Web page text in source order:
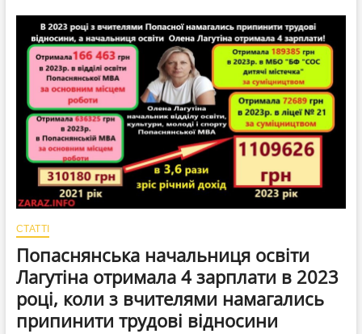
фінансів
Попаснянської
МВА
разом
з
чималою
пенсією
отримувала
майже
400%
премій
надбавок
війни
СТАТТІ
Попаснянська начальниця освіти
Лагутіна отримала 4 зарплати в 2023
році, коли з вчителями намагались
припинити трудові відносини